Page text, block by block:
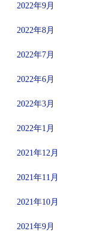
2022年9月
2022年8月
2022年7月
2022年6月
2022年3月
2022年1月
2021年12月
2021年11月
2021年10月
2021年9月